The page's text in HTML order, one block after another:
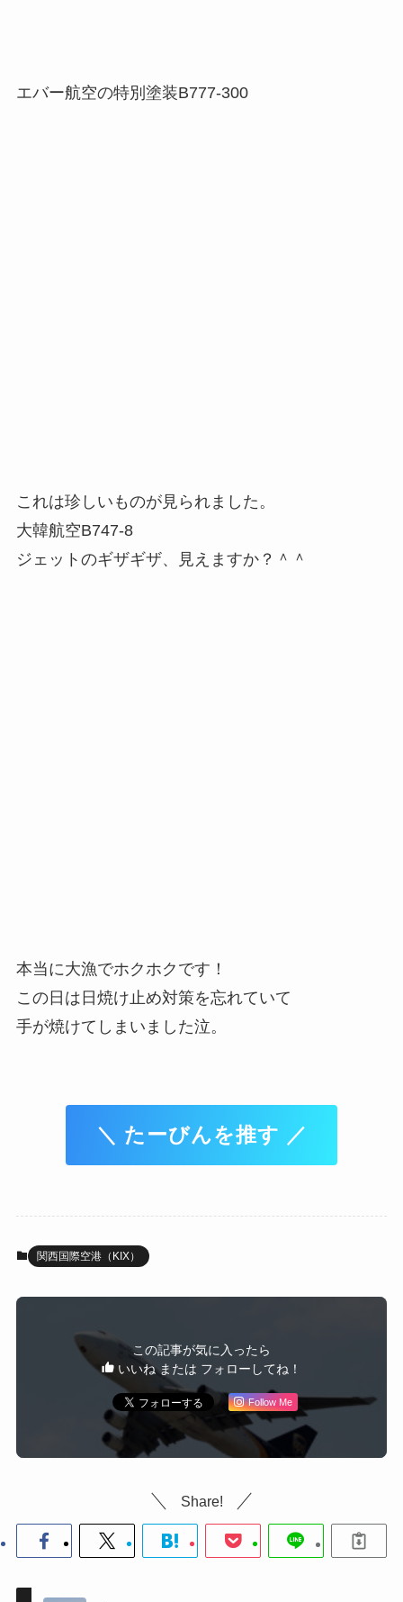
エバー航空の特別塗装B777-300
これは珍しいものが見られました。
大韓航空B747-8
ジェットのギザギザ、見えますか？＾＾
本当に大漁でホクホクです！
この日は日焼け止め対策を忘れていて
手が焼けてしまいました泣。
＼ たーびんを推す ／
関西国際空港（KIX）
この記事が気に入ったら
いいね または フォローしてね！
Follow Me
Share!